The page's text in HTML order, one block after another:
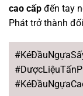
cao cấp đến tay
Phát trở thành